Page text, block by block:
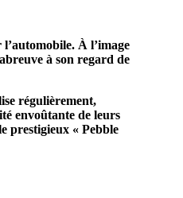
À l’image
à son regard de
régulièrement,
envoûtante de leurs
prestigieux « Pebble